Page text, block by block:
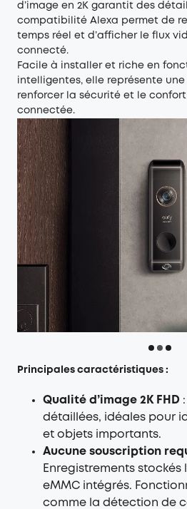
d’image en 2K garantit des
compatibilité Alexa permet de
temps réel et d’afficher le flux
connecté.
Facile à installer et riche en
intelligentes, elle représente
renforcer la sécurité et le confort
connectée.
Principales caractéristiques :
Qualité d’image 2K FHD
détaillées, idéales pour
et objets importants.
Aucune souscription
Enregistrements stockés
eMMC intégrés.
comme la détection de